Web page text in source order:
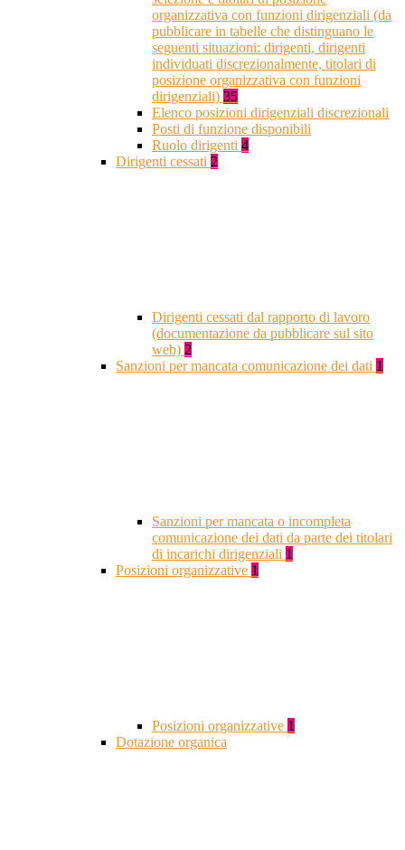
organizzativa con funzioni dirigenziali (da
pubblicare in tabelle che distinguano le
seguenti situazioni: dirigenti, dirigenti
individuati discrezionalmente, titolari di
posizione organizzativa con funzioni
dirigenziali) 35
Elenco posizioni dirigenziali discrezionali
Posti di funzione disponibili
Ruolo dirigenti 4
Dirigenti cessati 2
Dirigenti cessati dal rapporto di lavoro
(documentazione da pubblicare sul sito
web) 2
Sanzioni per mancata comunicazione dei dati 1
Sanzioni per mancata o incompleta
comunicazione dei dati da parte dei titolari
di incarichi dirigenziali 1
Posizioni organizzative 1
Posizioni organizzative 1
Dotazione organica